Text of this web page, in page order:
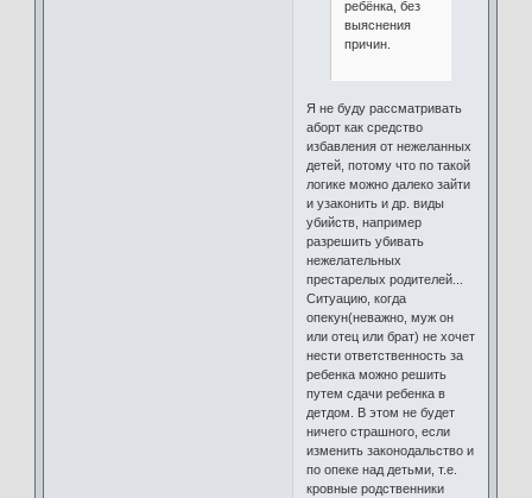
ребёнка, без
выяснения
причин.
Я не буду рассматривать
аборт как средство
избавления от нежеланных
детей, потому что по такой
логике можно далеко зайти
и узаконить и др. виды
убийств, например
разрешить убивать
нежелательных
престарелых родителей...
Ситуацию, когда
опекун(неважно, муж он
или отец или брат) не хочет
нести ответственность за
ребенка можно решить
путем сдачи ребенка в
детдом. В этом не будет
ничего страшного, если
изменить законодальство и
по опеке над детьми, т.е.
кровные родственники